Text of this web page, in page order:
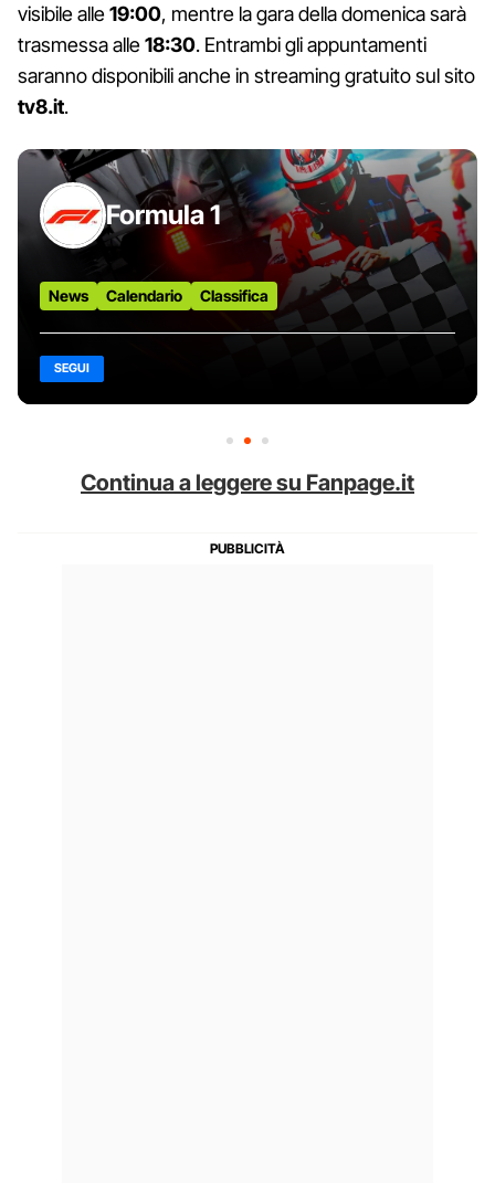
visibile alle19:00, mentre la gara della domenica sarà
trasmessa alle18:30. Entrambi gli appuntamenti
saranno disponibili anche in streaming gratuito sul sito
tv8.it.
Formula 1
News Calendario Classifica
SEGUI
Continua a leggere su Fanpage.it